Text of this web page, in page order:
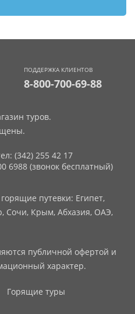
ПОДДЕРЖКА КЛИЕНТОВ
8-800-700-69-88
туров.
(342) 255 42 17
6988 (звонок бесплатный)
путевки: Египет,
Сочи, Крым, Абхазия, ОАЭ,
публичной офертой и
характер.
Горящие туры